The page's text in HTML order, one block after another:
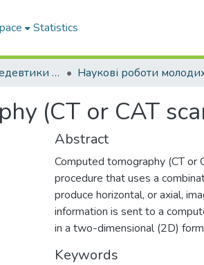
Statistics
Кафедра пропедевтики внутрішньої медицини № 1, основ біоетики та біобезпеки
(CT or CAT
Abstract
Computed tomography (CT or
procedure that uses a
produce horizontal, or axial,
information is sent to a
in a two-dimensional (2D)
Keywords